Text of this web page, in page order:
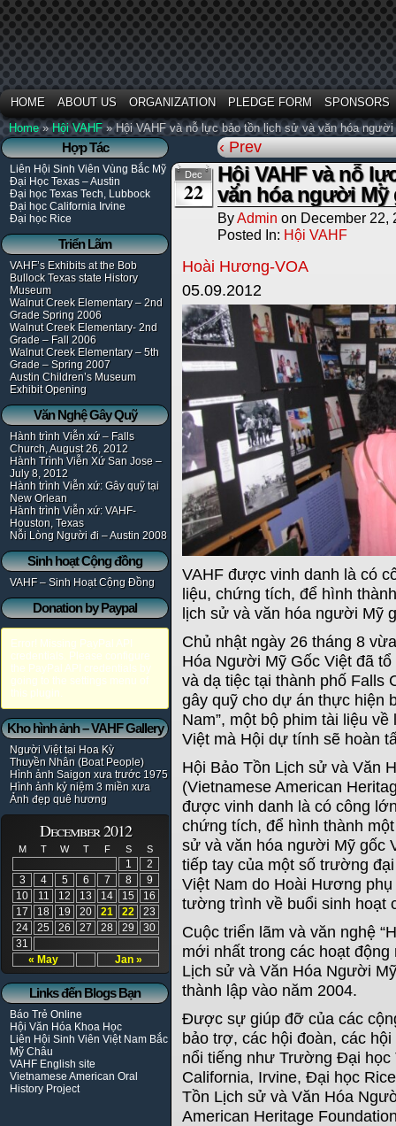
HOME ABOUT US ORGANIZATION PLEDGE FORM
SPONSORS
Home»Hội VAHF»Hội VAHF và nỗ lực bảo tồn lịch sử và văn hóa
Hợp Tác
Liên Hội Sinh Viên Vùng Bắc Mỹ
Đại Học Texas – Austin
Đại học Texas Tech, Lubbock
Đại học California Irvine
Đại học Rice
Triển Lãm
VAHF’s Exhibits at the Bob
Bullock Texas state History
Museum
Walnut Creek Elementary – 2nd
Grade Spring 2006
Walnut Creek Elementary- 2nd
Grade – Fall 2006
Walnut Creek Elementary – 5th
Grade – Spring 2007
Austin Children’s Museum
Exhibit Opening
Văn Nghệ Gây Quỹ
Hành trình Viễn xứ – Falls
Church, August 26, 2012
Hành Trình Viễn Xứ San Jose –
July 8, 2012
Hành trình Viễn xứ: Gây quỹ tại
New Orlean
Hành trình Viễn xứ: VAHF-
Houston, Texas
Nỗi Lòng Người đi – Austin 2008
Sinh hoạt Cộng đồng
VAHF – Sinh Hoạt Cộng Đồng
Donation by Paypal
Error! Missing PayPal API
credentials. Please configure
the PayPal API credentials by
going to the settings menu of
this plugin.
Kho hình ảnh – VAHF Gallery
Người Việt tại Hoa Kỳ
Thuyền Nhân (Boat People)
Hình ảnh Saigon xưa trước 1975
Hình ảnh kỷ niệm 3 miền xưa
Ảnh đẹp quê hương
December 2012
M T W T F S S
« May Jan »
1
2
3
4 5 6 7 8
9
10
11 12 13 14 15
16
17
18 19 20 21 22
23
24
25 26 27 28 29
30
31
Links đến Blogs Bạn
Báo Trẻ Online
Hội Văn Hóa Khoa Học
Liên Hội Sinh Viên Việt Nam Bắc
Mỹ Châu
VAHF English site
Vietnamese American Oral
History Project
‹ Prev
Dec
22
Hội VAHF và nỗ
văn hóa người Mỹ
ByAdmin on December 22,
Posted In: Hội VAHF
Hoài Hương-VOA
05.09.2012
VAHF được vinh danh là có
liệu, chứng tích, để hình
lịch sử và văn hóa người Mỹ
Chủ nhật ngày 26 tháng 8
Hóa Người Mỹ Gốc Việt đã
và dạ tiệc tại thành phố Falls
gây quỹ cho dự án thực hiện
Nam”, một bộ phim tài liệu
Việt mà Hội dự tính sẽ hoàn
Hội Bảo Tồn Lịch sử và Văn
(Vietnamese American
được vinh danh là có công
chứng tích, để hình thành
sử và văn hóa người Mỹ gốc
tiếp tay của một số trường
Việt Nam do Hoài Hương
tường trình về buổi sinh hoạt
Cuộc triển lãm và văn nghệ
mới nhất trong các hoạt
Lịch sử và Văn Hóa Người
thành lập vào năm 2004.
Được sự giúp đỡ của các
bảo trợ, các hội đoàn, các
nổi tiếng như Trường Đại học
California, Irvine, Đại học
Tồn Lịch sử và Văn Hóa
American Heritage